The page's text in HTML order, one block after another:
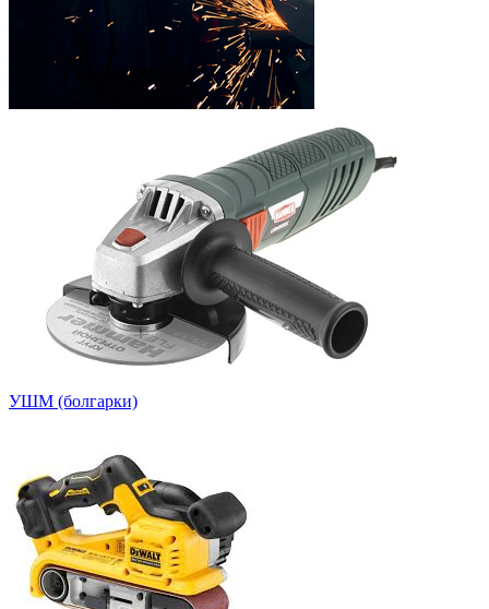
УШМ (болгарки)